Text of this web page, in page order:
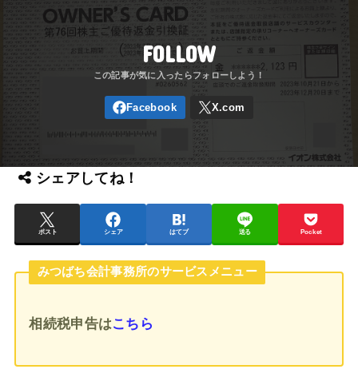
FOLLOW
シェアしてね！
ポスト シェア はてブ 送る Pocket
みつばち会計事務所のサービスメニュー
相続税申告はこちら